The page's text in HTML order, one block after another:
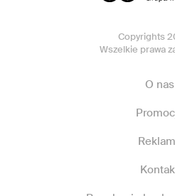
Copyrights
Wszelkie prawa
O nas